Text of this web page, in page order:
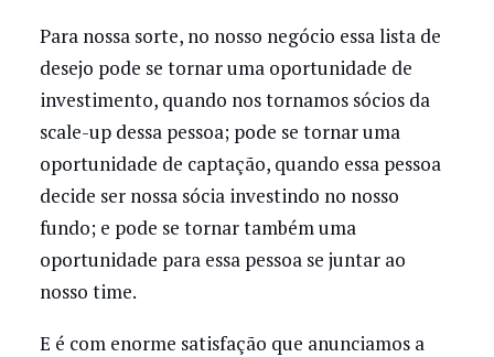
Para nossa sorte, no nosso negócio essa lista de
desejo pode se tornar uma oportunidade de
investimento, quando nos tornamos sócios da
scale-up dessa pessoa; pode se tornar uma
oportunidade de captação, quando essa pessoa
decide ser nossa sócia investindo no nosso
fundo; e pode se tornar também uma
oportunidade para essa pessoa se juntar ao
nosso time.
E é com enorme satisfação que anunciamos a